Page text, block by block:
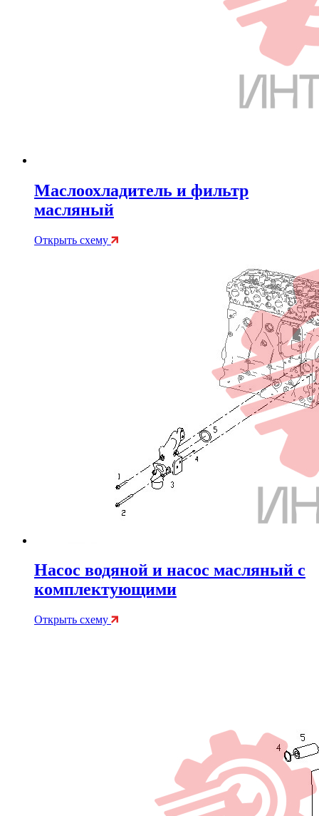
Маслоохладитель и фильтр
масляный
Открыть схему
Насос водяной и насос масляный с
комплектующими
Открыть схему